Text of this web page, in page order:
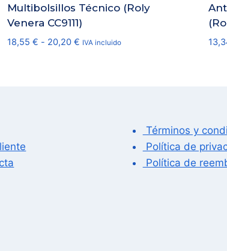
Multibolsillos Técnico (Roly
Venera CC9111)
18,55 € - 20,20 €Rango
IVA incluido
Términos y
Política de
Política de